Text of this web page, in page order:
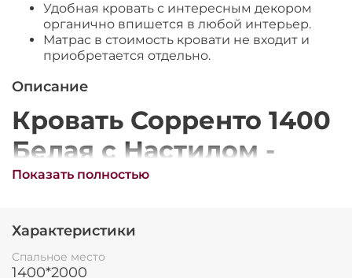
Удобная кровать с интересным декором
органично впишется в любой интерьер.
Матрас в стоимость кровати не входит и
приобретается отдельно.
Описание
Кровать Сорренто 1400
Белая с Настилом -
идеальный выбор для
Короткое описание
Показать полностью
Характеристики
Спальное место
1400*2000